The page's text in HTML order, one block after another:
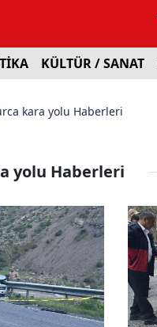
KÜLTÜR / SANAT
kara yolu Haberleri
yolu Haberleri